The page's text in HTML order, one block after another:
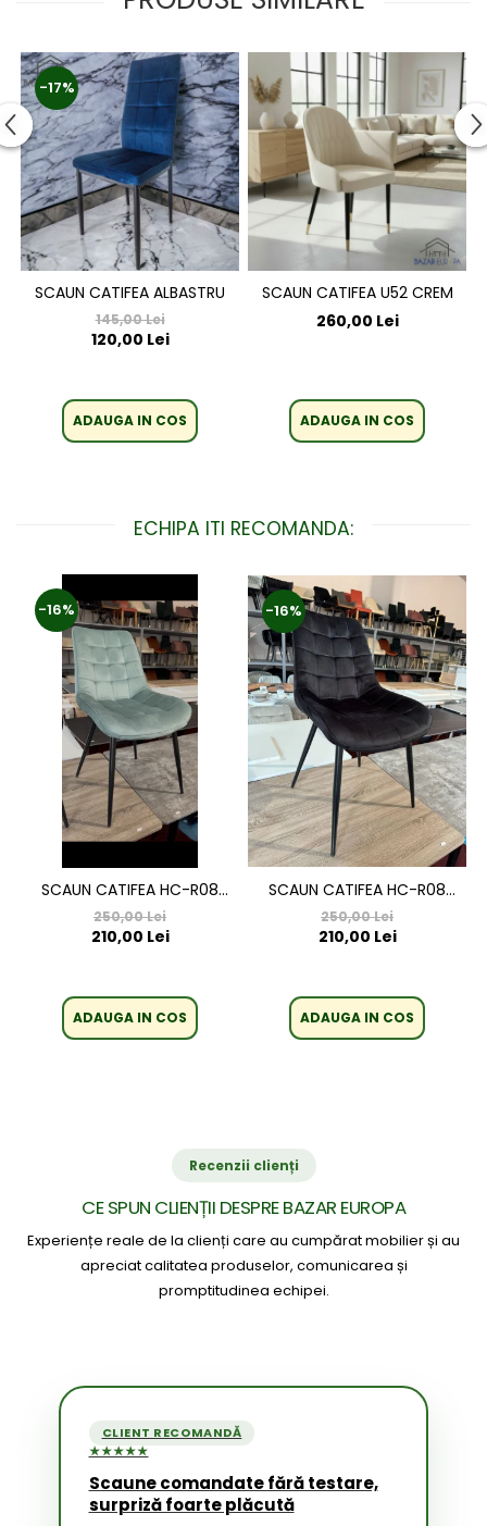
-17%
SCAUN CATIFEA ALBASTRU
145,00 Lei
120,00 Lei
ADAUGA IN COS
SCAUN CATIFEA U52 CREM
260,00 Lei
ADAUGA IN COS
ECHIPA ITI RECOMANDA:
-16%
SCAUN CATIFEA HC-R08
VERDE DESCHIS
250,00 Lei
210,00 Lei
ADAUGA IN COS
-16%
SCAUN CATIFEA HC-R08
NEGRU
250,00 Lei
210,00 Lei
ADAUGA IN COS
Recenzii clienți
CE SPUN CLIENȚII DESPRE BAZAR EUROPA
Experiențe reale de la clienți care au cumpărat mobilier și au
apreciat calitatea produselor, comunicarea și
promptitudinea echipei.
CLIENT RECOMANDĂ
★★★★★
Scaune comandate fără testare,
surpriză foarte plăcută